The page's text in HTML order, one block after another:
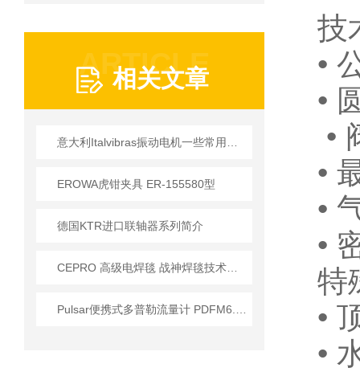
ARTICLE
相关文章
EROWA虎钳夹具 ER-155580型
德国KTR进口联轴器系列简介
技
•
•
•
•
•
•
特
•
•